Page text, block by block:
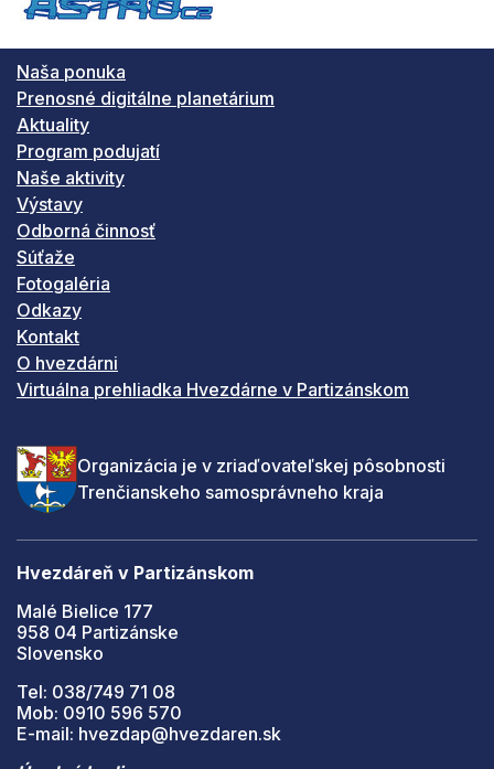
Naša ponuka
Prenosné digitálne planetárium
Aktuality
Program podujatí
Naše aktivity
Výstavy
Odborná činnosť
Súťaže
Fotogaléria
Odkazy
Kontakt
O hvezdárni
Virtuálna prehliadka Hvezdárne v Partizánskom
Organizácia je v zriaďovateľskej pôsobnosti
Trenčianskeho samosprávneho kraja
Hvezdáreň v Partizánskom
Malé Bielice 177
958 04 Partizánske
Slovensko
Tel: 038/749 71 08
Mob: 0910 596 570
E-mail: hvezdap@hvezdaren.sk